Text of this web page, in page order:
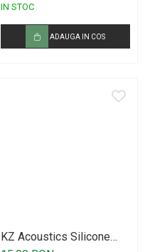
IN STOC
ADAUGA IN COS
KZ Acoustics Silicone